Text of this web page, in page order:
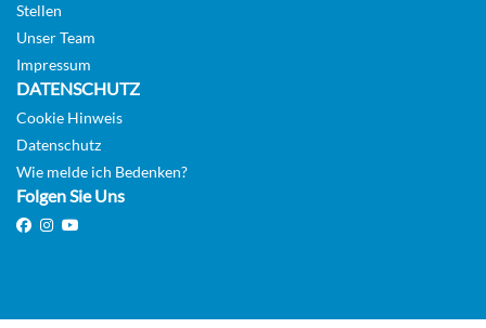
Stellen
Unser Team
Impressum
DATENSCHUTZ
Cookie Hinweis
Datenschutz
Wie melde ich Bedenken?
Folgen Sie Uns